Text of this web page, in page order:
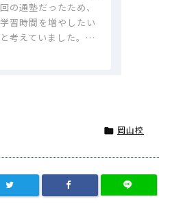
回の通塾だったため、
学習時間を増やしたい
と考えていました。…
 岡山校